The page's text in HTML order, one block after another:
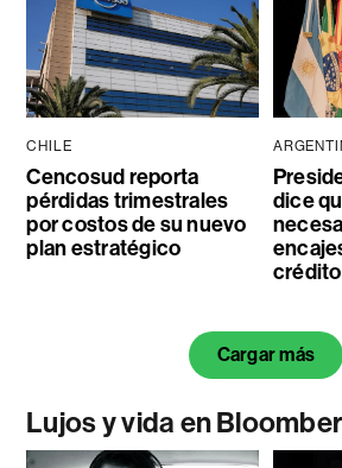
CHILE
Cencosud reporta
pérdidas trimestrales
por costos de su nuevo
plan estratégico
dice
crédito
Cargar más
Lujos y vida en